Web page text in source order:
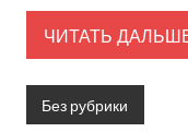
ЧИТАТЬ
Без рубрики